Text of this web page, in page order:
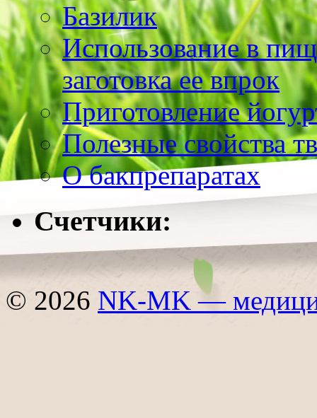
Базилик
Использование в
заготовка ее впрок
Приготовление
Полезные свойства
О бакпрепаратах
Счетчики:
© 2026 NK-MK —